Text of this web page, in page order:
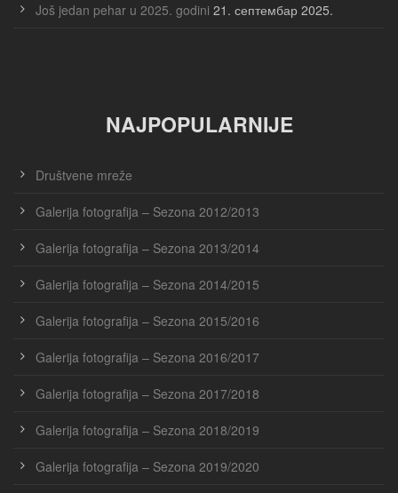
Još jedan pehar u 2025. godini 21. септембар 2025.
NAJPOPULARNIJE
Društvene mreže
Galerija fotografija – Sezona 2012/2013
Galerija fotografija – Sezona 2013/2014
Galerija fotografija – Sezona 2014/2015
Galerija fotografija – Sezona 2015/2016
Galerija fotografija – Sezona 2016/2017
Galerija fotografija – Sezona 2017/2018
Galerija fotografija – Sezona 2018/2019
Galerija fotografija – Sezona 2019/2020